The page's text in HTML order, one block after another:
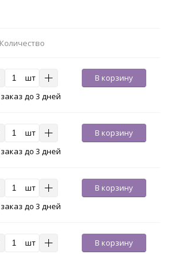
Количество
шт
В корзину
до 3 дней
шт
В корзину
до 3 дней
шт
В корзину
до 3 дней
шт
В корзину